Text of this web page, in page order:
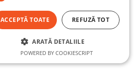
ACCEPTĂ TOATE REFUZĂ TOT
ARATĂ DETALIILE
POWERED BY COOKIESCRIPT